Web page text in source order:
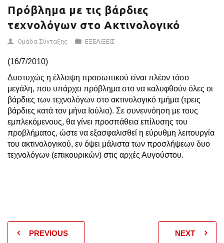
Πρόβλημα με τις βάρδιες
τεχνολόγων στο Ακτινολογικό
Ομάδα Σύνταξης ΕΞΕΛΙΞΕΙΣ
(16/7/2010)
Δυστυχώς η έλλειψη προσωπικού είναι πλέον τόσο
μεγάλη, που υπάρχει πρόβλημα στο να καλυφθούν όλες οι
βάρδιες των τεχνολόγων στο ακτινολογικό τμήμα (τρεις
βάρδιες κατά τον μήνα Ιούλιο). Σε συνεννόηση με τους
εμπλεκόμενους, θα γίνει προσπάθεια επίλυσης του
προβλήματος, ώστε να εξασφαλισθεί η εύρυθμη λειτουργία
του ακτινολογικού, εν όψει μάλιστα των προσλήψεων δυο
τεχνολόγων (επικουρικών) στις αρχές Αυγούστου.
PREVIOUS NEXT